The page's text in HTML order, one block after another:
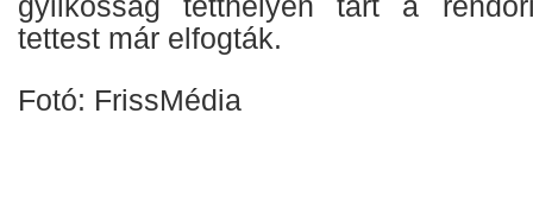
tettest már elfogták.
Fotó: FrissMédia